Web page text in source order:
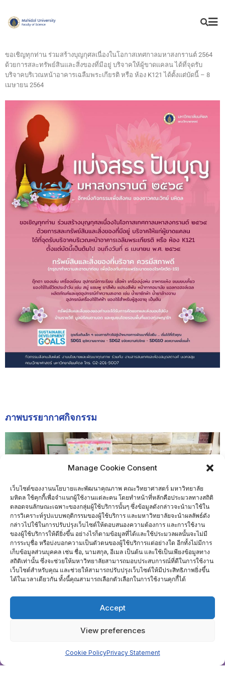
Manage Cookie Consent
เว็บไซต์ของงานนโยบายและพัฒนาคุณภาพ คณะวิทยาศาสตร์ มหาวิทยาลัย
มหิดล ใช้คุกกี้เพื่อจำแนกผู้ใช้งานแต่ละคน โดยทำหน้าที่หลักคือประมวลทางสถิติ
ตลอดจนลักษณะเฉพาะของกลุ่มผู้ใช้บริการนั้นๆ ซึ่งข้อมูลดังกล่าวจะนำมาใช้ใน
การวิเคราะห์รูปแบบพฤติกรรมของผู้ใช้บริการ และมหาวิทยาลัยจะนำผลลัพธ์ดัง
กล่าวไปใช้ในการปรับปรุงเว็บไซต์ให้ตอบสนองความต้องการ และการใช้งาน
ของผู้ใช้บริการให้ดียิ่งขึ้น อย่างไรก็ตามข้อมูลที่ได้และใช้ประมวลผลนั้นจะไม่มี
การระบุชื่อ หรือบ่งบอกความเป็นตัวตนของผู้ใช้บริการแต่อย่างใด อีกทั้งไม่มีการ
เก็บข้อมูลส่วนบุคคล เช่น ชื่อ, นามสกุล, อีเมล เป็นต้น และใช้เป็นเพียงข้อมูลทาง
สถิติเท่านั้น ซึ่งจะช่วยให้มหาวิทยาลัยสามารถมอบประสบการณ์ที่ดีในการใช้งาน
เว็บไซต์สำหรับคุณ และช่วยให้สามารถปรับปรุงเว็บไซต์ให้มีประสิทธิภาพยิ่งขึ้น
ได้ในเวลาเดียวกัน ทั้งนี้คุณสามารถเลือกตัวเลือกในการใช้งานคุกกี้ได้
Accept
View preferences
Cookie PolicyPrivacy Statement
ขอเชิญทุกท่าน ร่วมสร้างบุญกุศลเนื่องในโอกาสเทศกาลมหาสงกรานต์ 2564
ด้วยการสละทรัพย์สินและสิ่งของที่มีอยู่ บริจาคให้ผู้ขาดแคลน ได้ที่จุดรับ
บริจาคบริเวณหน้าอาคารเฉลืมพระเกียรติ หรือ ห้อง K121 ได้ตั้งแต่บัดนี้ – 8
เมษายน 2564
ภาพบรรยากาศกิจกรรม
จำนวนผู้เยี่ยมชม : 788
Home ติดต่อเรา